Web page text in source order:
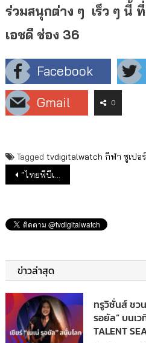
ร่วมสนุกต่าง ๆ เร็ว ๆ นี้
เอชดี ช่อง 36
Facebook
Gmail
0
Tagged tvdigitalwatch กีฬา ซูเปอ
แนะแนวเรื่อง
“ไทยพีบีเอส” ต่อยอดจากละครเรื่องบุษบาลุยไฟ สู่โปรเจกต์ “บุษบาแปลงกาย”
ข่าวล่าสุด
ทรูวิชั่นส์ ชวน
รอยัล” บนเว
TALENT